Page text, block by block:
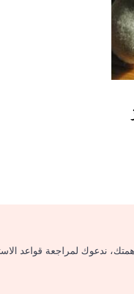
ندعوك لمراجعة قواعد